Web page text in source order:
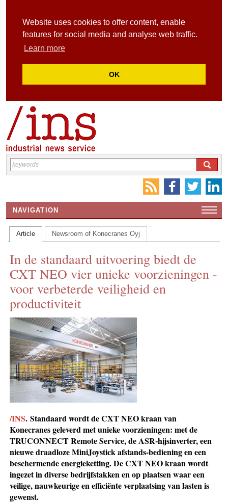
Website uses cookies to offer content, enable
features for social media and analyse web traffic.
Learn more
OK
NAVIGATION
HOME
CONTACT US
INS MAIN WEBSITE
ABOUT US
Article Newsroom of Konecranes Oyj
In de standaard uitvoering biedt de
CXT NEO vier unieke voorzieningen -
voor verbeterde veiligheid en
productiviteit
/INS. Standaard wordt de CXT NEO kraan van
Konecranes geleverd met unieke voorzieningen: met de
TRUCONNECT Remote Service, de ASR-hijsinverter, een
nieuwe draadloze MiniJoystick afstands-bediening en een
beschermende energieketting. De CXT NEO kraan wordt
ingezet in diverse bedrijfstakken en op plaatsen waar een
veilige, nauwkeurige en efficiënte verplaatsing van lasten is
gewenst.